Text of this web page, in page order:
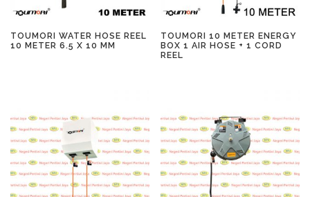
TOUMORI WATER HOSE REEL
10 METER 6.5 X 10 MM
TOUMORI 10 METER ENERGY
BOX 1 AIR HOSE + 1 CORD
REEL